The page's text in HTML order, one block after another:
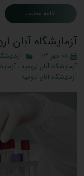
ادامه مطلب
آزمایشگاه آبان
۰۸ مهر ۰۳
آزمایشگاه آبان ارومیه ،
آزمایشگاه آبان ارومیه